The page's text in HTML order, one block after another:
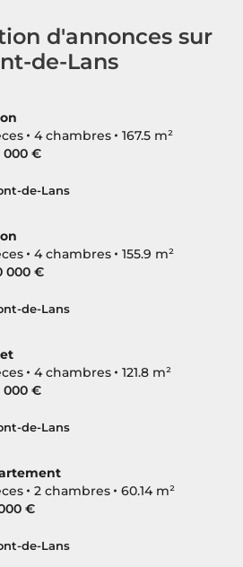
d'annonces sur
de-Lans
4 chambres
167.5 m²
000 €
de-Lans
4 chambres
155.9 m²
000 €
de-Lans
4 chambres
121.8 m²
000 €
de-Lans
2 chambres
60.14 m²
€
de-Lans